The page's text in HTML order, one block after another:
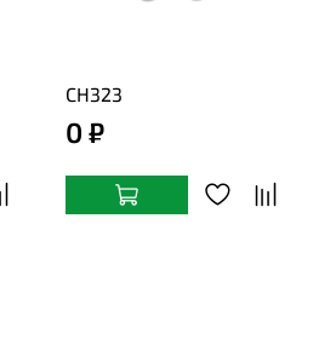
СН323
0 ₽